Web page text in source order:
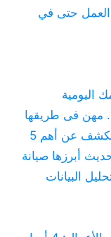
العمل حتى في
مهن فى طريقها
للاندثار وأخرى تولد.. دراسة برلمانية تكشف عن أهم 5
أبرزها صيانة
البيانات